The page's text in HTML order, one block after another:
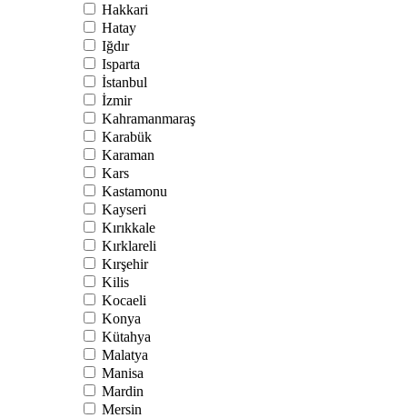
Hakkari
Hatay
Iğdır
Isparta
İstanbul
İzmir
Kahramanmaraş
Karabük
Karaman
Kars
Kastamonu
Kayseri
Kırıkkale
Kırklareli
Kırşehir
Kilis
Kocaeli
Konya
Kütahya
Malatya
Manisa
Mardin
Mersin